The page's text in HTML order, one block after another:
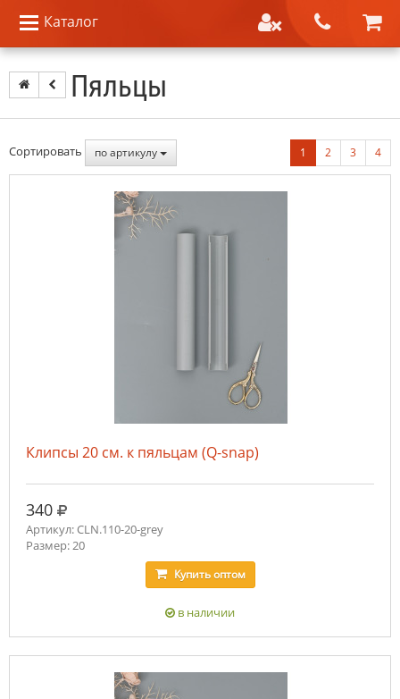
Каталог
Пяльцы
Сортировать по артикулу 1 2 3 4
Клипсы 20 см. к пяльцам (Q-snap)
340 руб.
Артикул: CLN.110-20-grey
Размер: 20
Купитьоптом
в наличии